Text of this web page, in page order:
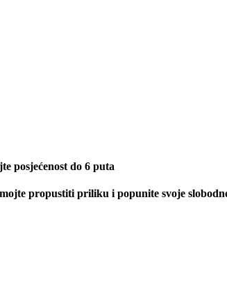
posjećenost do 6 puta
propustiti priliku i popunite svoje